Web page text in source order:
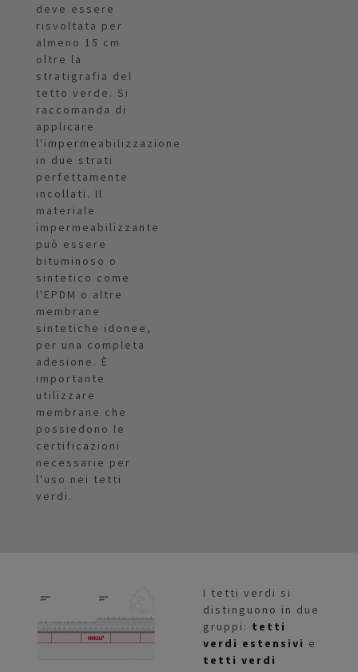
deve essere
risvoltata per
almeno 15 cm
oltre la
stratigrafia del
tetto verde. Si
raccomanda di
applicare
l'impermeabilizzazione
in due strati
perfettamente
incollati. Il
materiale
impermeabilizzante
può essere
bituminoso o
sintetico come
l'EPDM o altre
membrane
sintetiche idonee,
per una completa
adesione. È
importante
utilizzare
membrane che
possiedono le
certificazioni
necessarie per
l'uso nei tetti
verdi.
I tetti verdi si
distinguono in due
gruppi: tetti
verdi estensivi e
tetti verdi